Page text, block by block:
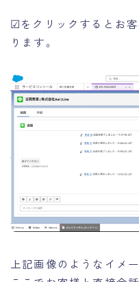
☑︎をクリックするとお
ります。
上記画像のようなイメー